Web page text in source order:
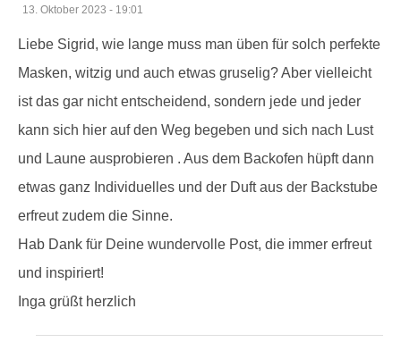
13. Oktober 2023 - 19:01
Liebe Sigrid, wie lange muss man üben für solch perfekte
Masken, witzig und auch etwas gruselig? Aber vielleicht
ist das gar nicht entscheidend, sondern jede und jeder
kann sich hier auf den Weg begeben und sich nach Lust
und Laune ausprobieren . Aus dem Backofen hüpft dann
etwas ganz Individuelles und der Duft aus der Backstube
erfreut zudem die Sinne.
Hab Dank für Deine wundervolle Post, die immer erfreut
und inspiriert!
Inga grüßt herzlich